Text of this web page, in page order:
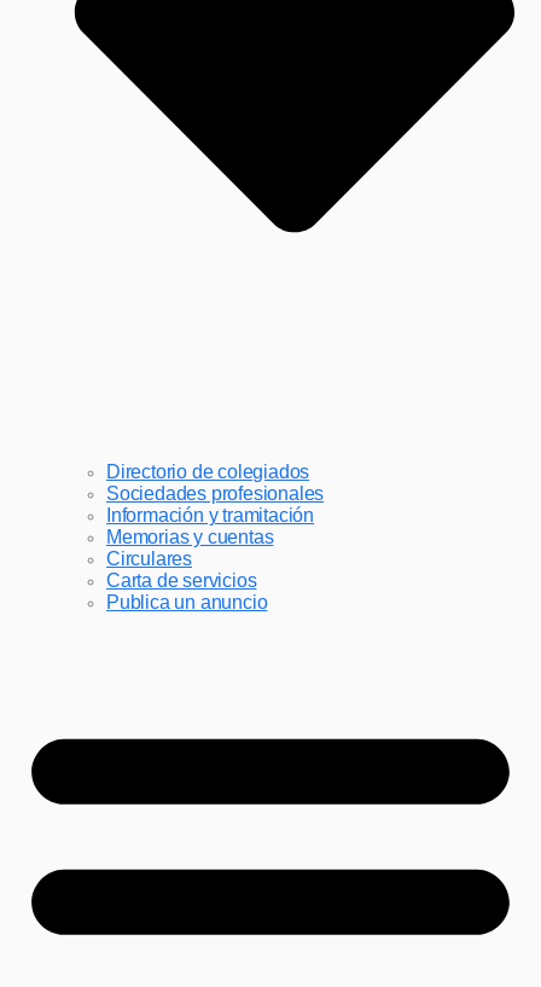
Directorio de colegiados
Sociedades profesionales
Información y tramitación
Memorias y cuentas
Circulares
Carta de servicios
Publica un anuncio